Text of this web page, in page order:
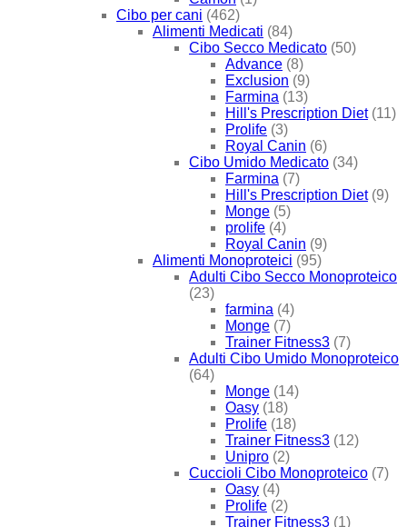
Cibo per cani (462)
Alimenti Medicati (84)
Cibo Secco Medicato (50)
Advance (8)
Exclusion (9)
Farmina (13)
Hill's Prescription Diet (11)
Prolife (3)
Royal Canin (6)
Cibo Umido Medicato (34)
Farmina (7)
Hill's Prescription Diet (9)
Monge (5)
prolife (4)
Royal Canin (9)
Alimenti Monoproteici (95)
Adulti Cibo Secco Monoproteico
(23)
farmina (4)
Monge (7)
Trainer Fitness3 (7)
Adulti Cibo Umido Monoproteico
(64)
Monge (14)
Oasy (18)
Prolife (18)
Trainer Fitness3 (12)
Unipro (2)
Cuccioli Cibo Monoproteico (7)
Oasy (4)
Prolife (2)
Trainer Fitness3 (1)